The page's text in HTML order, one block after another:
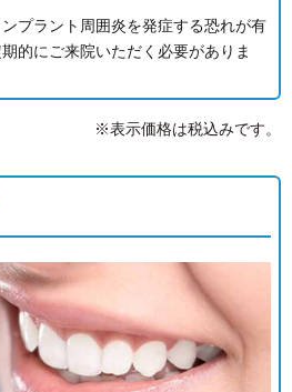
プラント周囲炎を発症する恐れが有
的にご来院いただく必要がありま
※表示価格は税込みです。